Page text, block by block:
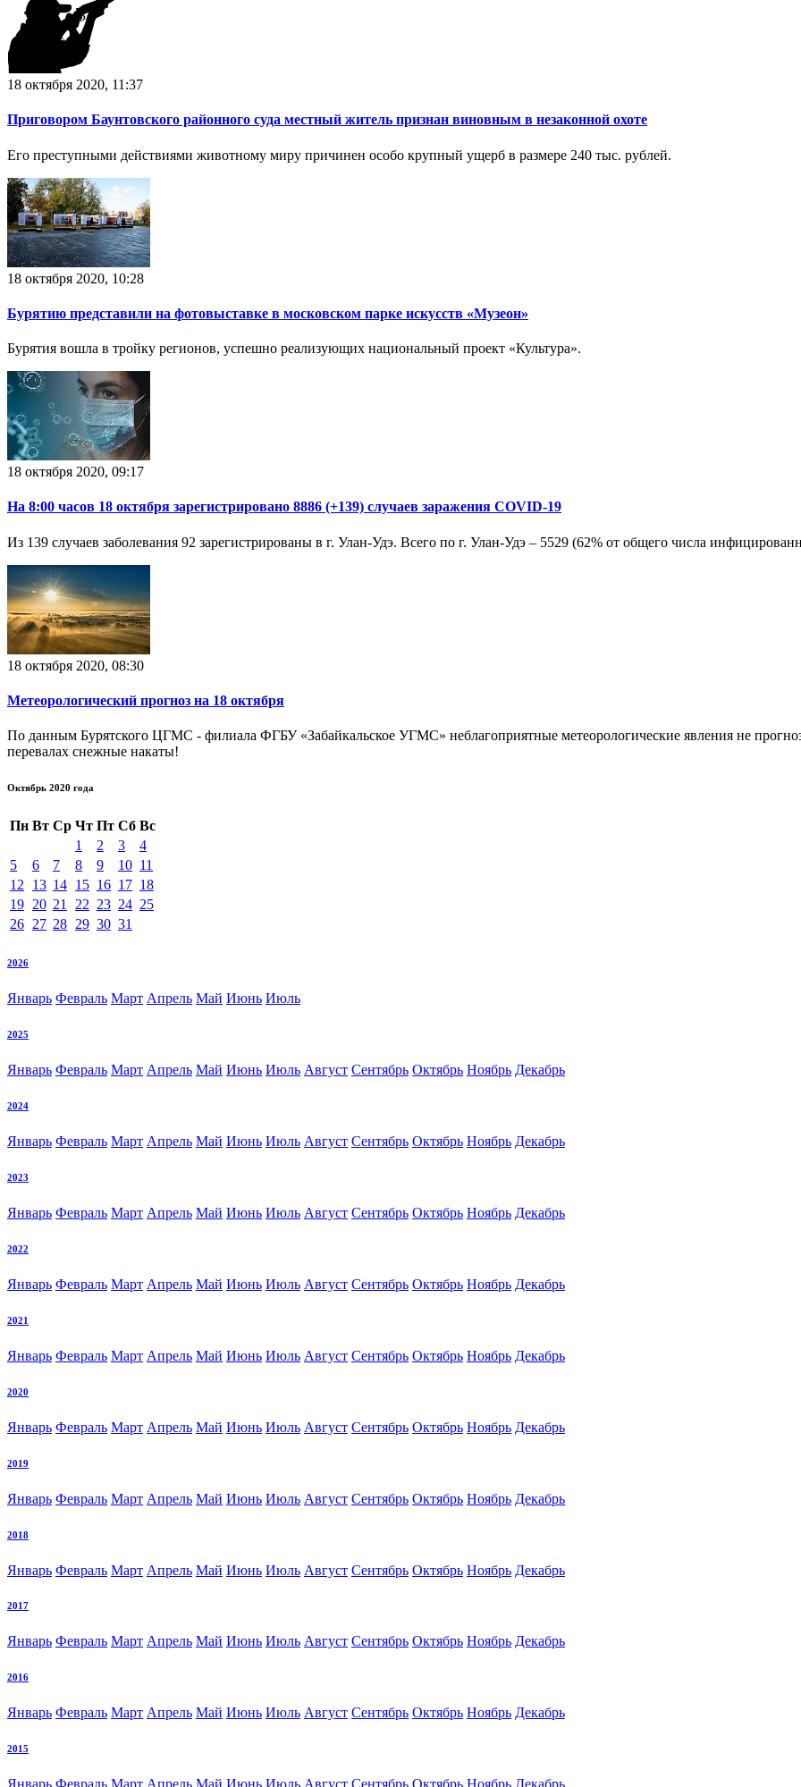
18 октября 2020, 11:37
Приговором Баунтовского районного суда местный житель признан виновным в незаконной охоте
Его преступными действиями животному миру причинен особо крупный ущерб в размере 240 тыс. рублей.
18 октября 2020, 10:28
Бурятию представили на фотовыставке в московском парке искусств «Музеон»
Бурятия вошла в тройку регионов, успешно реализующих национальный проект «Культура».
18 октября 2020, 09:17
На 8:00 часов 18 октября зарегистрировано 8886 (+139) случаев заражения COVID-19
Из 139 случаев заболевания 92 зарегистрированы в г. Улан-Удэ. Всего по г. Улан-Удэ – 5529 (62% от общего числа
18 октября 2020, 08:30
Метеорологический прогноз на 18 октября
По данным Бурятского ЦГМС - филиала ФГБУ «Забайкальское УГМС» неблагоприятные метеорологические явления не
перевалах снежные накаты!
Октябрь 2020 года
Пн Вт Ср Чт Пт Сб Вс
1
2 3
4
5
6 7 8 9 10 11
12
13 14 15 16 17 18
19 20 21 22 23 24 25
26 27 28 29 30 31
2026
Январь Февраль Март Апрель Май Июнь Июль
2025
Январь Февраль Март Апрель Май Июнь Июль Август Сентябрь Октябрь Ноябрь Декабрь
2024
Январь Февраль Март Апрель Май Июнь Июль Август Сентябрь Октябрь Ноябрь Декабрь
2023
Январь Февраль Март Апрель Май Июнь Июль Август Сентябрь Октябрь Ноябрь Декабрь
2022
Январь Февраль Март Апрель Май Июнь Июль Август Сентябрь Октябрь Ноябрь Декабрь
2021
Январь Февраль Март Апрель Май Июнь Июль Август Сентябрь Октябрь Ноябрь Декабрь
2020
Январь Февраль Март Апрель Май Июнь Июль Август Сентябрь Октябрь Ноябрь Декабрь
2019
Январь Февраль Март Апрель Май Июнь Июль Август Сентябрь Октябрь Ноябрь Декабрь
2018
Январь Февраль Март Апрель Май Июнь Июль Август Сентябрь Октябрь Ноябрь Декабрь
2017
Январь Февраль Март Апрель Май Июнь Июль Август Сентябрь Октябрь Ноябрь Декабрь
2016
Январь Февраль Март Апрель Май Июнь Июль Август Сентябрь Октябрь Ноябрь Декабрь
2015